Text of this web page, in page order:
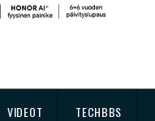
VIDEOT TECHBBS